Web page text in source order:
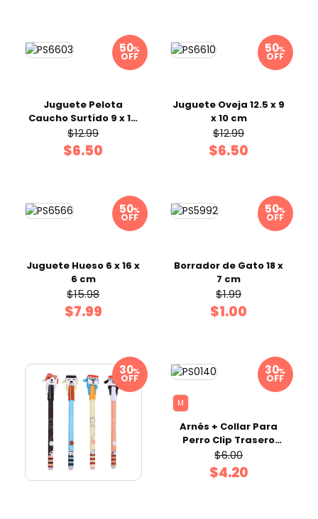
%
OFF
Juguete Pelota
Caucho Surtido 9 x 14
x 9.4 cm
$12.99
$6.50
%
OFF
Juguete Oveja 12.5 x 9
x 10 cm
$12.99
$6.50
%
OFF
Juguete Hueso 6 x 16 x
6 cm
$15.98
$7.99
%
OFF
Borrador de Gato 18 x
7 cm
$1.99
$1.00
%
OFF
%
OFF
M
Arnés + Collar Para
Perro Clip Trasero
Premium M
$6.00
$4.20